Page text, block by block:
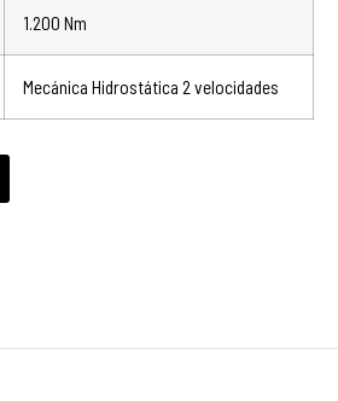
1.200 Nm
Mecánica Hidrostática 2 velocidades